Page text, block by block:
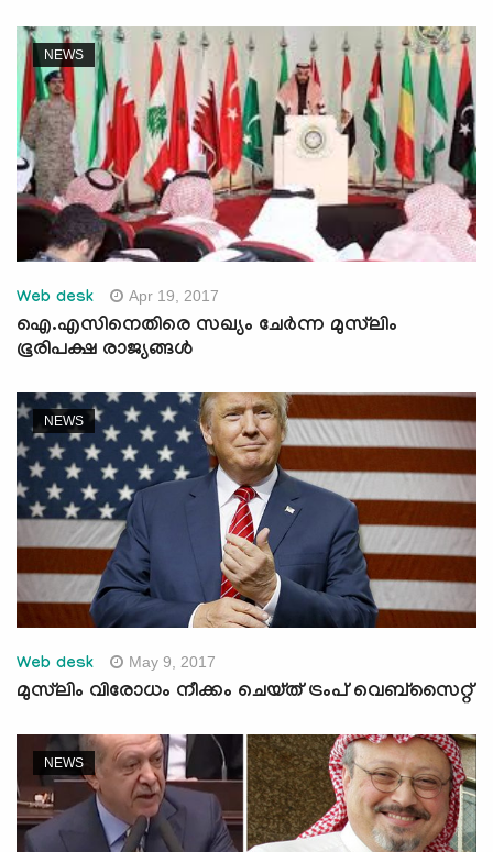
NEWS
Web desk Apr 19, 2017
ഐ.എസിനെതിരെ സഖ്യം ചേര്‍ന്ന മുസ്‌ലിം
ഭൂരിപക്ഷ രാജ്യങ്ങള്‍
NEWS
Web desk May 9, 2017
മുസ്‌ലിം വിരോധം നീക്കം ചെയ്ത് ട്രംപ് വെബ്‌സൈറ്റ്
NEWS